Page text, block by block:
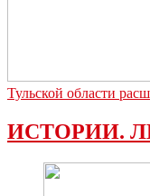
Тульской области
ИСТОРИИ.